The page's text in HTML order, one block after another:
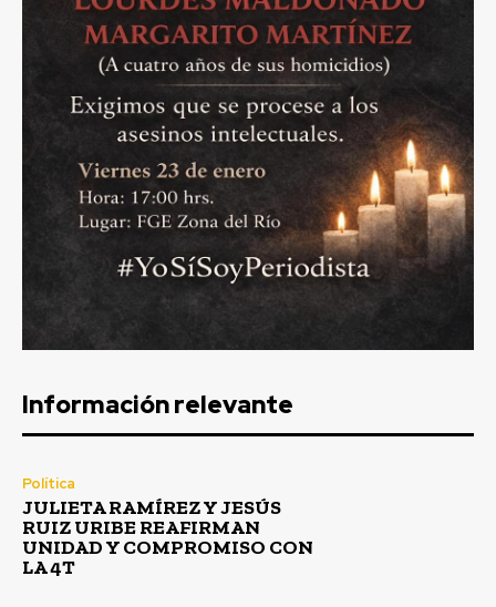
Información relevante
Política
JULIETA RAMÍREZ Y JESÚS
RUIZ URIBE REAFIRMAN
UNIDAD Y COMPROMISO CON
LA 4T